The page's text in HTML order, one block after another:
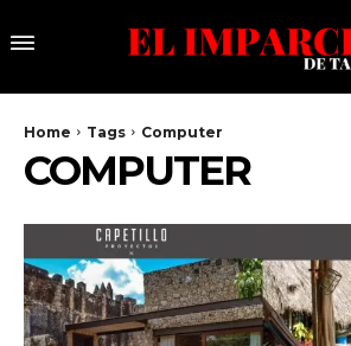
Home Tags Computer
COMPUTER